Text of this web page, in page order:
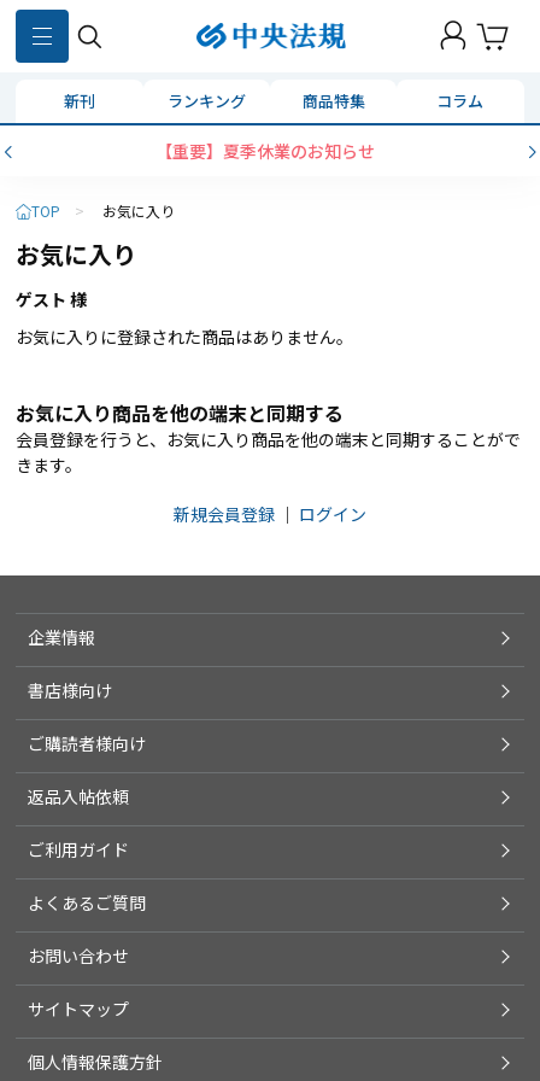
新刊 ランキング 商品特集 コラム
【重要】夏季休業のお知らせ
TOP > お気に入り
お気に入り
ゲスト 様
お気に入りに登録された商品はありません。
お気に入り商品を他の端末と同期する
会員登録を行うと、お気に入り商品を他の端末と同期することがで
きます。
新規会員登録 ｜ ログイン
企業情報
書店様向け
ご購読者様向け
返品入帖依頼
ご利用ガイド
よくあるご質問
お問い合わせ
サイトマップ
個人情報保護方針